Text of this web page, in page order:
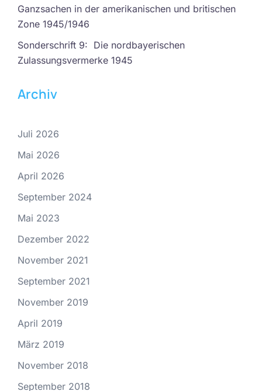
Ganzsachen in der amerikanischen und britischen
Zone 1945/1946
Sonderschrift 9: Die nordbayerischen
Zulassungsvermerke 1945
Archiv
Juli 2026
Mai 2026
April 2026
September 2024
Mai 2023
Dezember 2022
November 2021
September 2021
November 2019
April 2019
März 2019
November 2018
September 2018